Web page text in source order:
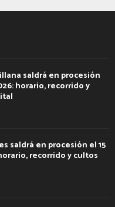
saldrá en procesión
horario, recorrido y
saldrá en procesión el 15
recorrido y cultos